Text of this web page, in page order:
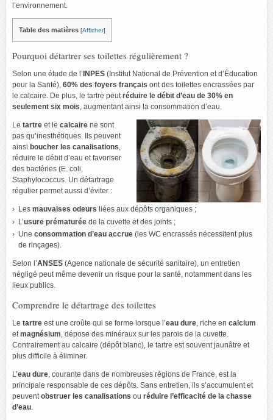
l’environnement.
Table des matières [Afficher]
Pourquoi détartrer ses toilettes régulièrement ?
Selon une étude de l’ INPES (Institut National de Prévention et d’Éducation
pour la Santé), 60% des foyers français ont des toilettes encrassées par
le calcaire. De plus, le tartre peutréduire le débit d’eau de 30% en
seulement six mois, augmentant ainsi la consommation d’eau.
Le tartre et le calcaire ne sont
pas qu’inesthétiques. Ils peuvent
ainsi boucher les canalisations,
réduire le débit d’eau et favoriser
des bactéries (E. coli,
Staphylococcus. Un détartrage
régulier permet aussi d’éviter :
Les mauvaises odeurs liées aux dépôts organiques ;
L’usure prématuréede la cuvette et des joints ;
Une consommation d’eau accrue(les WC encrassés nécessitent plus
de rinçages).
Selon l’ANSES (Agence nationale de sécurité sanitaire), un entretien
négligé peut même devenir un risque pour la santé, notamment dans les
lieux publics.
Comprendre le détartrage des toilettes
Le tartre est une croûte qui se forme lorsque l’eau dure, riche en calcium
etmagnésium, dépose des minéraux sur les parois de la cuvette.
Contrairement au calcaire (dépôt blanc), le tartre est souvent jaunâtre et
plus difficile à éliminer.
L’eau dure, courante dans de nombreuses régions de France, est la
principale responsable de ces dépôts. Sans entretien, ils s’accumulent et
peuventobstruer les canalisations ou réduire l’efficacité de la chasse
d’eau.